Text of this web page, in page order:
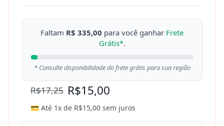
Faltam R$ 335,00 para você ganhar Frete
Grátis*.
* Consulte disponibilidade do frete grátis para sua região
R$17,25 R$15,00
💳 Até 1x de R$15,00sem juros